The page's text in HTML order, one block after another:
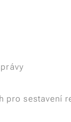
pro sestavení